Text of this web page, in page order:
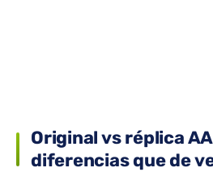
Original vs réplica
diferencias que de